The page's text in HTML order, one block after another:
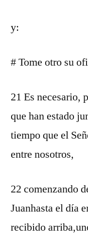
y:
# Tome otro su
21 Es necesario,
que han estado
tiempo que el
entre nosotros,
22 comenzando
Juanhasta el día
recibido